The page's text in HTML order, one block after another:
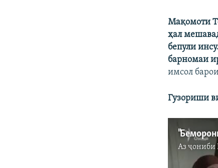
Мақомоти
ҳал
бепули
барномаи
имсол
Гузориши
Аз ҷониби